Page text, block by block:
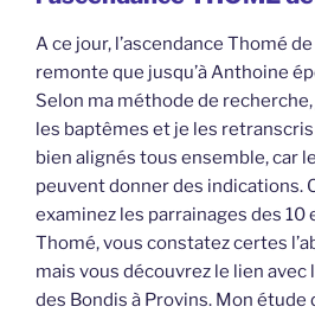
A ce jour, l’ascendance Thomé
remonte que jusqu’à Anthoine
Selon ma méthode de
les baptêmes et je les
bien alignés tous ensemble, car
peuvent donner des indications.
examinez les parrainages des 10
Thomé, vous constatez certes
mais vous découvrez le lien
des Bondis à Provins. Mon étude